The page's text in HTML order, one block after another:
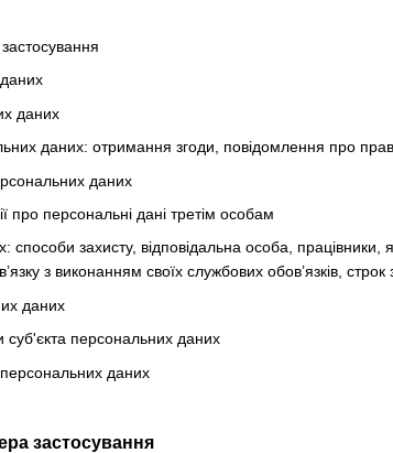
даних
даних: отримання згоди, повідомлення про
даних
про персональні дані третім особам
способи захисту, відповідальна особа,
з виконанням своїх службових обов’язків,
даних
персональних даних
даних
застосування